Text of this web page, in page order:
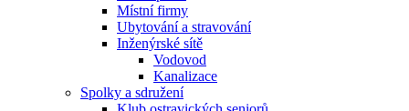
Místní firmy
Ubytování a stravování
Inženýrské sítě
Vodovod
Kanalizace
Spolky a sdružení